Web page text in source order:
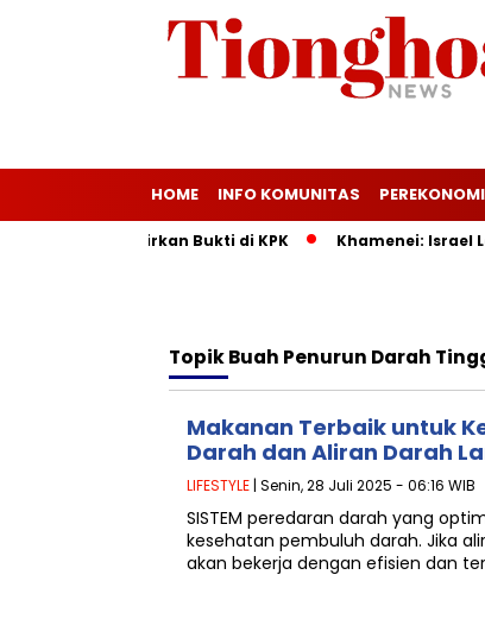
HOME INFO KOMUNITAS
Maman Hadirkan Bukti di KPK Khamenei: Israel
TopikBuah Penurun Darah
Makanan Terbaik untuk
Darah dan Aliran Darah
LIFESTYLE | Senin, 28 Juli 2025 - 06:16 WIB
SISTEM peredaran darah yang
kesehatan pembuluh darah. Jika
akan bekerja dengan efisien dan